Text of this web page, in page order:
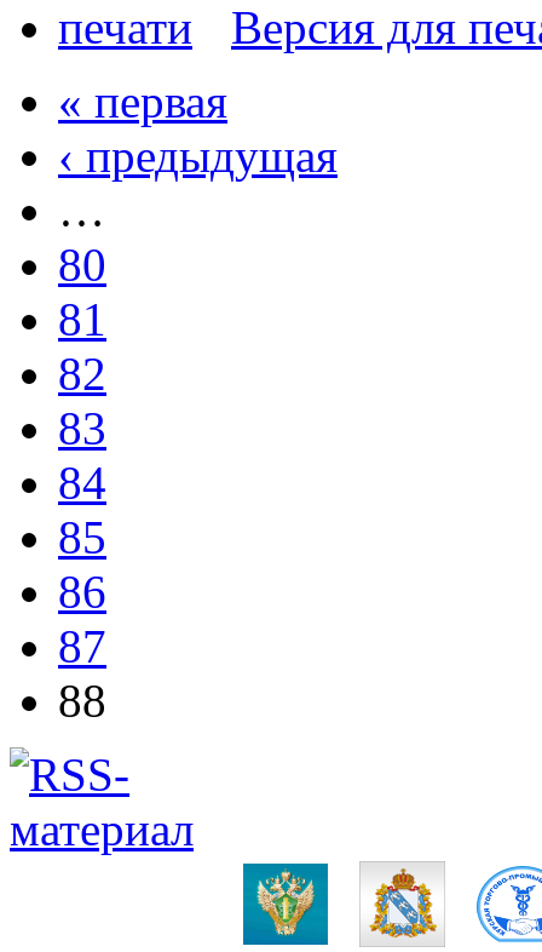
Версия для
« первая
‹ предыдущая
…
80
81
82
83
84
85
86
87
88